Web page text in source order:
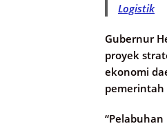
Logistik
Gubernur
proyek
ekonomi
pemerintah